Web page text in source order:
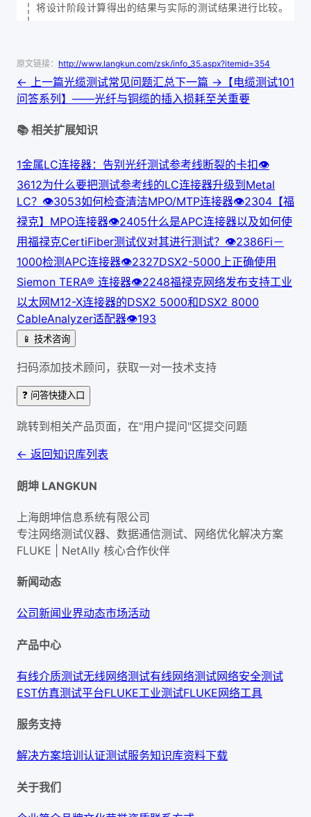
将设计阶段计算得出的结果与实际的测试结果进行比较。
原文链接： http://www.langkun.com/zsk/info_35.aspx?itemid=354
← 上一篇光缆测试常见问题汇总下一篇 → 【电缆测试101
问答系列】——光纤与铜缆的插入损耗至关重要
📚 相关扩展知识
1金属LC连接器：告别光纤测试参考线断裂的卡扣👁
3612为什么要把测试参考线的LC连接器升级到Metal
LC？ 👁3053如何检查清洁MPO/MTP连接器👁2304 【福
禄克】MPO连接器👁2405什么是APC连接器以及如何使
用福禄克CertiFiber测试仪对其进行测试？ 👁2386Fi－
1000检测APC连接器👁2327DSX2-5000上正确使用
Siemon TERA® 连接器👁2248福禄克网络发布支持工业
以太网M12-X连接器的DSX2 5000和DSX2 8000
CableAnalyzer适配器👁193
📱 技术咨询
扫码添加技术顾问，获取一对一技术支持
❓ 问答快捷入口
跳转到相关产品页面，在"用户提问"区提交问题
← 返回知识库列表
朗坤 LANGKUN
上海朗坤信息系统有限公司
专注网络测试仪器、数据通信测试、网络优化解决方案
FLUKE | NetAlly 核心合作伙伴
新闻动态
公司新闻业界动态市场活动
产品中心
有线介质测试无线网络测试有线网络测试网络安全测试
EST仿真测试平台FLUKE工业测试FLUKE网络工具
服务支持
解决方案培训认证测试服务知识库资料下载
关于我们